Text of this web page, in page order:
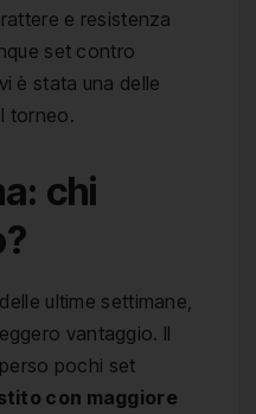
e resistenza
set contro
è stata una delle
torneo.
chi
ultime settimane,
vantaggio. Il
pochi set
con maggiore